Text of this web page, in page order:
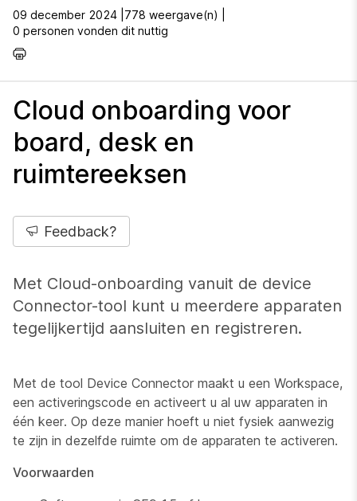
09 december 2024 | 778 weergave(n) |
0 personen vonden dit nuttig
Cloud onboarding voor
board, desk en
ruimtereeksen
Feedback?
Met Cloud-onboarding vanuit de device
Connector-tool kunt u meerdere apparaten
tegelijkertijd aansluiten en registreren.
Met de tool Device Connector maakt u een Workspace,
een activeringscode en activeert u al uw apparaten in
één keer. Op deze manier hoeft u niet fysiek aanwezig
te zijn in dezelfde ruimte om de apparaten te activeren.
Voorwaarden